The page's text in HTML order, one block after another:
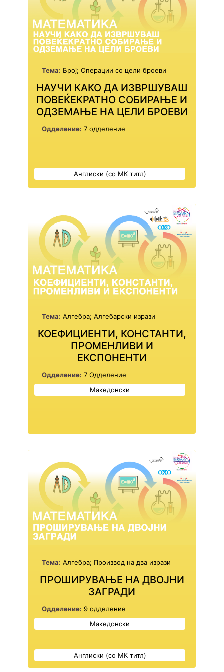
Тема: Број; Операции со цели броеви
НАУЧИ КАКО ДА ИЗВРШУВАШ
ПОВЕЌЕКРАТНО СОБИРАЊЕ И
ОДЗЕМАЊЕ НА ЦЕЛИ БРОЕВИ
Одделение: 7 одделение
Англиски (со МК титл)
Тема: Алгебра; Алгебарски изрази
КОЕФИЦИЕНТИ, КОНСТАНТИ,
ПРОМЕНЛИВИ И
ЕКСПОНЕНТИ
Одделение: 7 Одделение
Македонски
Тема: Алгебра; Производ на два изрази
ПРОШИРУВАЊЕ НА ДВОЈНИ
ЗАГРАДИ
Одделение: 9 одделение
Англиски (со МК титл)
Македонски